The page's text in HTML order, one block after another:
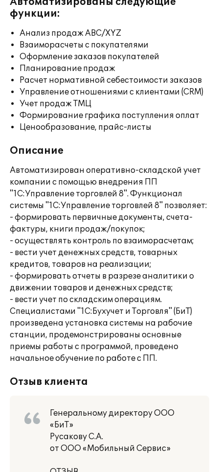
функции:
Анализ продаж ABC/XYZ
Взаиморасчеты с покупателями
Оформление заказов покупателей
Планирование продаж
Расчет нормативной себестоимости заказов
Управление отношениями с клиентами (CRM)
Учет продаж ТМЦ
Формирование графика поступления оплат
Ценообразование, прайс-листы
Описание
Автоматизирован оперативно-складской учет
компании с помощью внедрения ПП
"1С:Управление торговлей 8". Функционал
системы "1С:Управление торговлей 8" позволяет:
- формировать первичные документы, счета-
фактуры, книги продаж/покупок;
- осуществлять контроль по взаиморасчетам;
- вести учет денежных средств, товарных
кредитов, товаров на реализации;
- формировать отчеты в разрезе аналитики о
движении товаров и денежных средств;
- вести учет по складским операциям.
Специалистами "1С:Бухучет и Торговля" (БиТ)
произведена установка системы на рабочие
станции, продемонстрированы основные
приемы работы с программой, проведено
начальное обучение по работе с ПП.
Отзыв клиента
Генеральному директору ООО
«БиТ»
Русакову С.А.
от ООО «Мобильный Сервис»